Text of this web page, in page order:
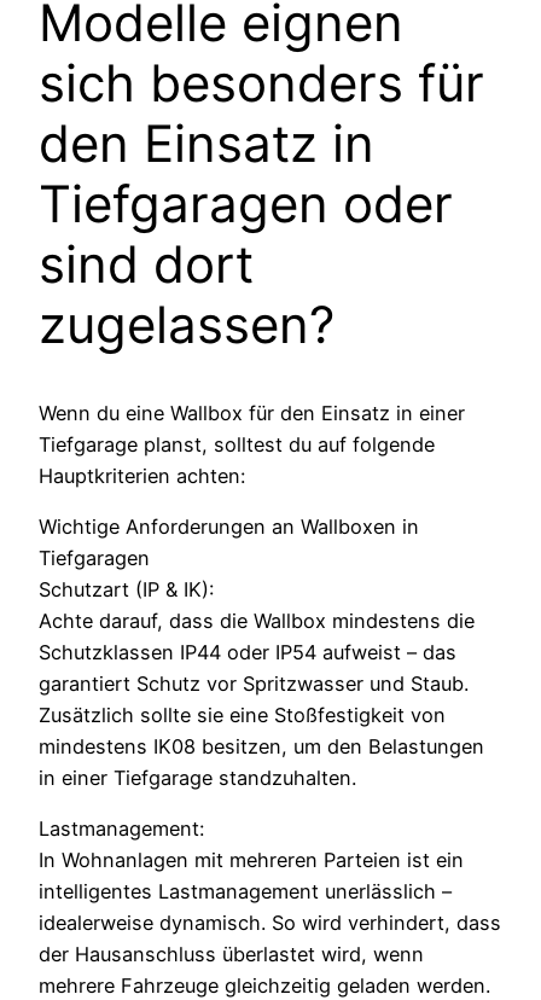
Modelle eignen
sich besonders für
den Einsatz in
Tiefgaragen oder
sind dort
zugelassen?
Wenn du eine Wallbox für den Einsatz in einer
Tiefgarage planst, solltest du auf folgende
Hauptkriterien achten:
Wichtige Anforderungen an Wallboxen in
Tiefgaragen
Schutzart (IP & IK):
Achte darauf, dass die Wallbox mindestens die
Schutzklassen IP44 oder IP54 aufweist – das
garantiert Schutz vor Spritzwasser und Staub.
Zusätzlich sollte sie eine Stoßfestigkeit von
mindestens IK08 besitzen, um den Belastungen
in einer Tiefgarage standzuhalten.
Lastmanagement:
In Wohnanlagen mit mehreren Parteien ist ein
intelligentes Lastmanagement unerlässlich –
idealerweise dynamisch. So wird verhindert, dass
der Hausanschluss überlastet wird, wenn
mehrere Fahrzeuge gleichzeitig geladen werden.